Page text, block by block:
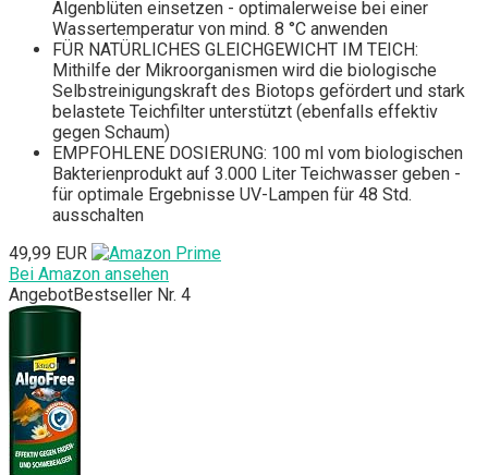
Algenblüten einsetzen - optimalerweise bei einer
Wassertemperatur von mind. 8 °C anwenden
FÜR NATÜRLICHES GLEICHGEWICHT IM TEICH:
Mithilfe der Mikroorganismen wird die biologische
Selbstreinigungskraft des Biotops gefördert und stark
belastete Teichfilter unterstützt (ebenfalls effektiv
gegen Schaum)
EMPFOHLENE DOSIERUNG: 100 ml vom biologischen
Bakterienprodukt auf 3.000 Liter Teichwasser geben -
für optimale Ergebnisse UV-Lampen für 48 Std.
ausschalten
49,99 EUR
Bei Amazon ansehen
AngebotBestseller Nr. 4